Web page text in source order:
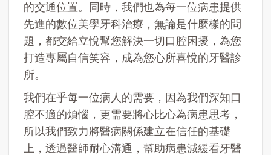
的交通位置。同時，我們也為每一位病患提供
先進的數位美學牙科治療，無論是什麼樣的問
題，都交給立悅幫您解決一切口腔困擾，為您
打造專屬自信笑容，成為您心所喜悅的牙醫診
所。
我們在乎每一位病人的需要，因為我們深知口
腔不適的煩惱，更需要將心比心為病患思考，
所以我們致力將醫病關係建立在信任的基礎
上，透過醫師耐心溝通，幫助病患減緩看牙醫